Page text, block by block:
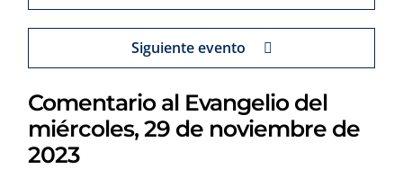
Siguiente evento
Comentario al Evangelio del
miércoles, 29 de noviembre de
2023